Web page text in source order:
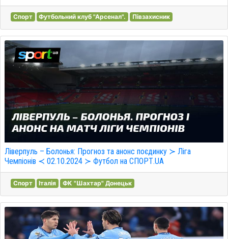
Спорт Футбольний клуб "Арсенал". Півзахисник
Ліверпуль – Болонья: Прогноз та анонс поєдинку ≻ Ліга
Чемпіонів ≺ 02.10.2024 ≻ Футбол на СПОРТ.UA
Спорт Італія ФК "Шахтар" Донецьк